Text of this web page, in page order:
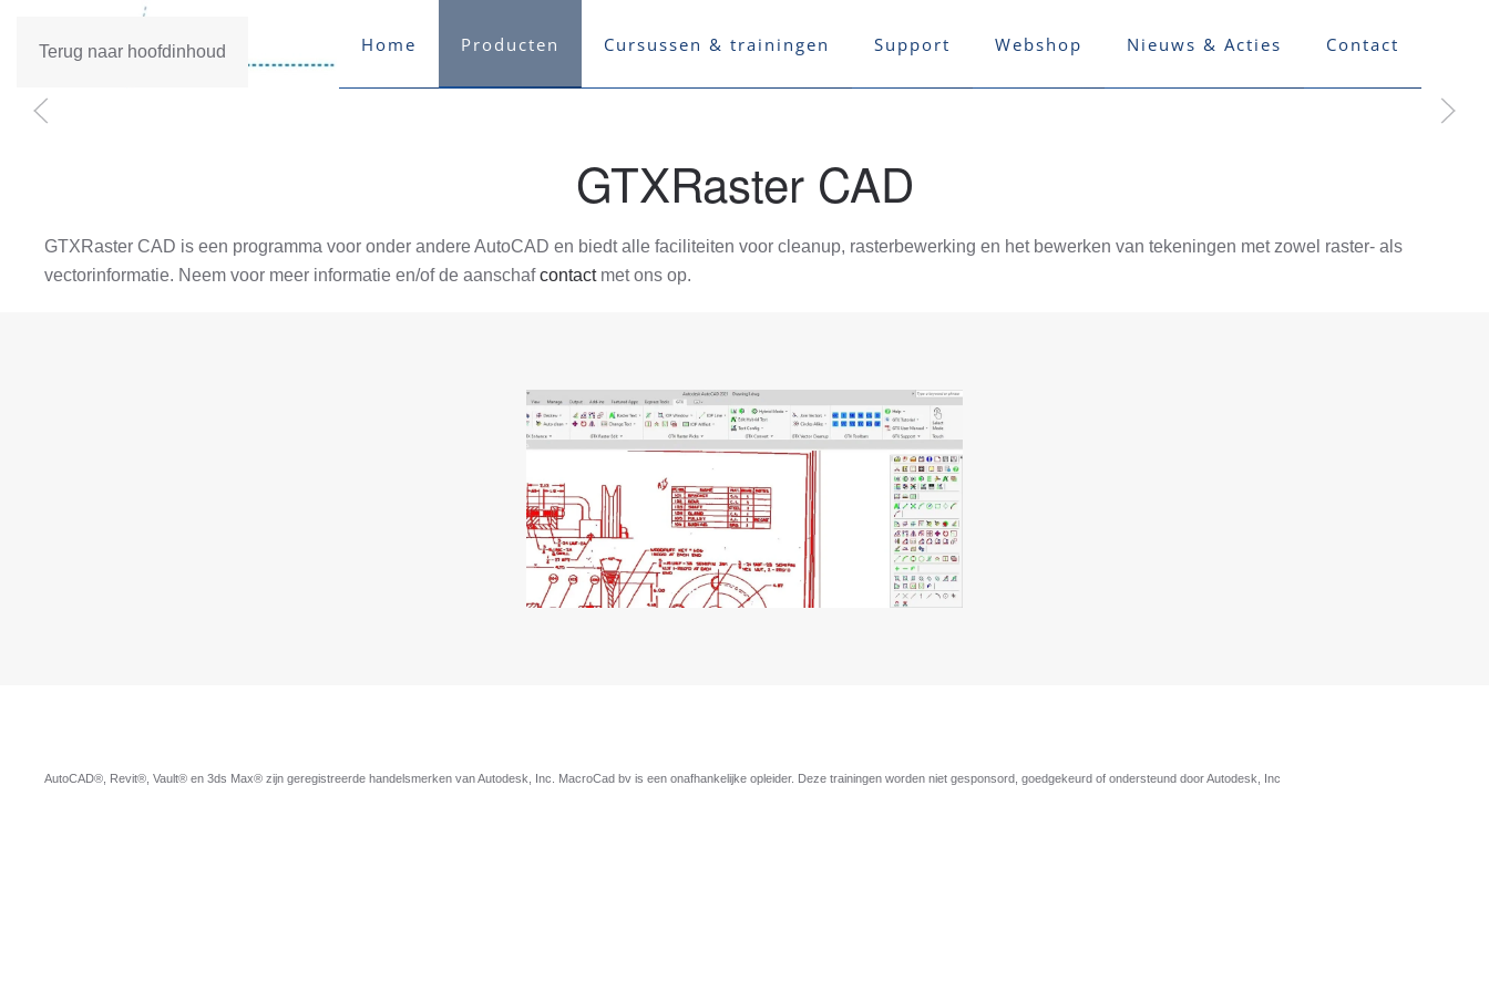
Terug naar hoofdinhoud Home Producten Cursussen & trainingen Support Webshop Nieuws & Acties Contact
GTXRaster CAD
GTXRaster CAD is een programma voor onder andere AutoCAD en biedt alle faciliteiten voor cleanup, rasterbewerking en het bewerken van tekeningen met zowel raster- als
vectorinformatie. Neem voor meer informatie en/of de aanschafcontact met ons op.
AutoCAD®, Revit®, Vault® en 3ds Max® zijn geregistreerde handelsmerken van Autodesk, Inc. MacroCad bv is een onafhankelijke opleider. Deze trainingen worden niet gesponsord, goedgekeurd of ondersteund door Autodesk, Inc